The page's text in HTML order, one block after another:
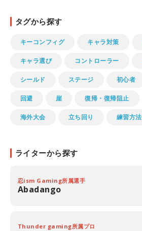
タグから探す
キーコンフィグ キャラ対策
キャラ選び コントローラー
シールド ステージ 初心者
回避 崖 復帰・復帰阻止
海外大会 立ち回り 練習方法
ライターから探す
忍ism Gaming所属選手
Abadango
Thunder gaming所属プロ